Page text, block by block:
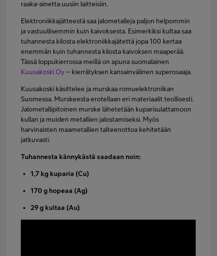
raaka-ainetta uusiin laitteisiin.
Elektroniikkajätteestä saa jalometalleja paljon helpommin
ja vastuullisemmin kuin kaivoksesta. Esimerkiksi kultaa saa
tuhannesta kilosta elektroniikkajätettä jopa 100 kertaa
enemmän kuin tuhannesta kilosta kaivoksen maaperää.
Tässä loppukierrossa meillä on apuna suomalainen
Kuusakoski Oy– kierrätyksen kansainvälinen superosaaja.
Kuusakoski käsittelee ja murskaa romuelektroniikan
Suomessa. Murskeesta erotellaan eri materiaalit teollisesti.
Jalometallipitoinen murske lähetetään kuparisulattamoon
kullan ja muiden metallien jalostamiseksi. Myös
harvinaisten maametallien talteenottoa kehitetään
jatkuvasti.
Tuhannesta kännykästä saadaan noin:
1,7 kg kuparia (Cu)
170 g hopeaa (Ag)
29 g kultaa (Au)